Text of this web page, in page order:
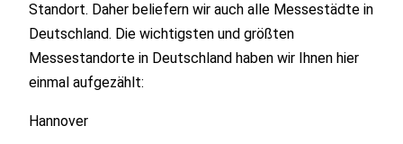
Standort. Daher beliefern wir auch alle Messestädte in
Deutschland. Die wichtigsten und größten
Messestandorte in Deutschland haben wir Ihnen hier
einmal aufgezählt:
Hannover